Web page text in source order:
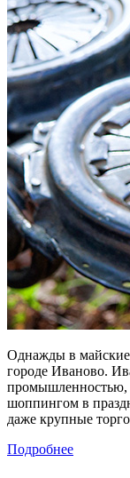
Однажды в майские
городе Иваново.
промышленностью,
шоппингом в
даже крупные
Подробнее